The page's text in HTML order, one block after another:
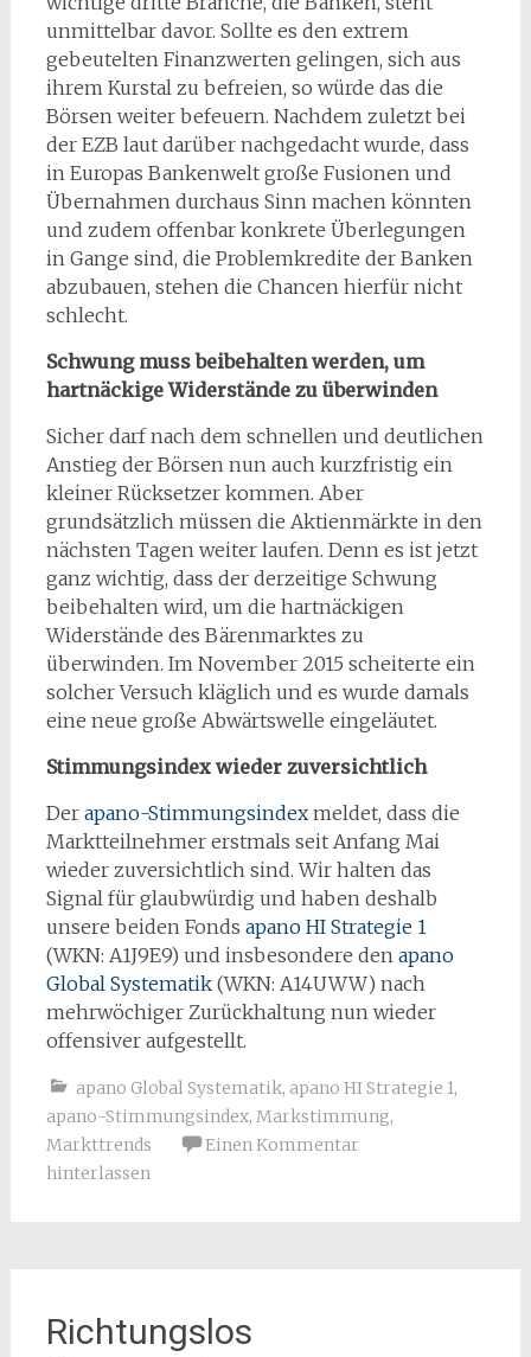
unmittelbar davor. Sollte es den extrem
gebeutelten Finanzwerten gelingen, sich aus
ihrem Kurstal zu befreien, so würde das die
Börsen weiter befeuern. Nachdem zuletzt bei
der EZB laut darüber nachgedacht wurde, dass
in Europas Bankenwelt große Fusionen und
Übernahmen durchaus Sinn machen könnten
und zudem offenbar konkrete Überlegungen
in Gange sind, die Problemkredite der Banken
abzubauen, stehen die Chancen hierfür nicht
schlecht.
Schwung muss beibehalten werden, um
hartnäckige Widerstände zu überwinden
Sicher darf nach dem schnellen und deutlichen
Anstieg der Börsen nun auch kurzfristig ein
kleiner Rücksetzer kommen. Aber
grundsätzlich müssen die Aktienmärkte in den
nächsten Tagen weiter laufen. Denn es ist jetzt
ganz wichtig, dass der derzeitige Schwung
beibehalten wird, um die hartnäckigen
Widerstände des Bärenmarktes zu
überwinden. Im November 2015 scheiterte ein
solcher Versuch kläglich und es wurde damals
eine neue große Abwärtswelle eingeläutet.
Stimmungsindex wieder zuversichtlich
Der apano-Stimmungsindexmeldet, dass die
Marktteilnehmer erstmals seit Anfang Mai
wieder zuversichtlich sind. Wir halten das
Signal für glaubwürdig und haben deshalb
unsere beiden Fonds apano HI Strategie 1
(WKN: A1J9E9) und insbesondere denapano
Global Systematik(WKN: A14UWW) nach
mehrwöchiger Zurückhaltung nun wieder
offensiver aufgestellt.
apano Global Systematik, apano HI Strategie 1,
apano-Stimmungsindex, Markstimmung,
Markttrends
Einen Kommentar
hinterlassen
Richtungslos